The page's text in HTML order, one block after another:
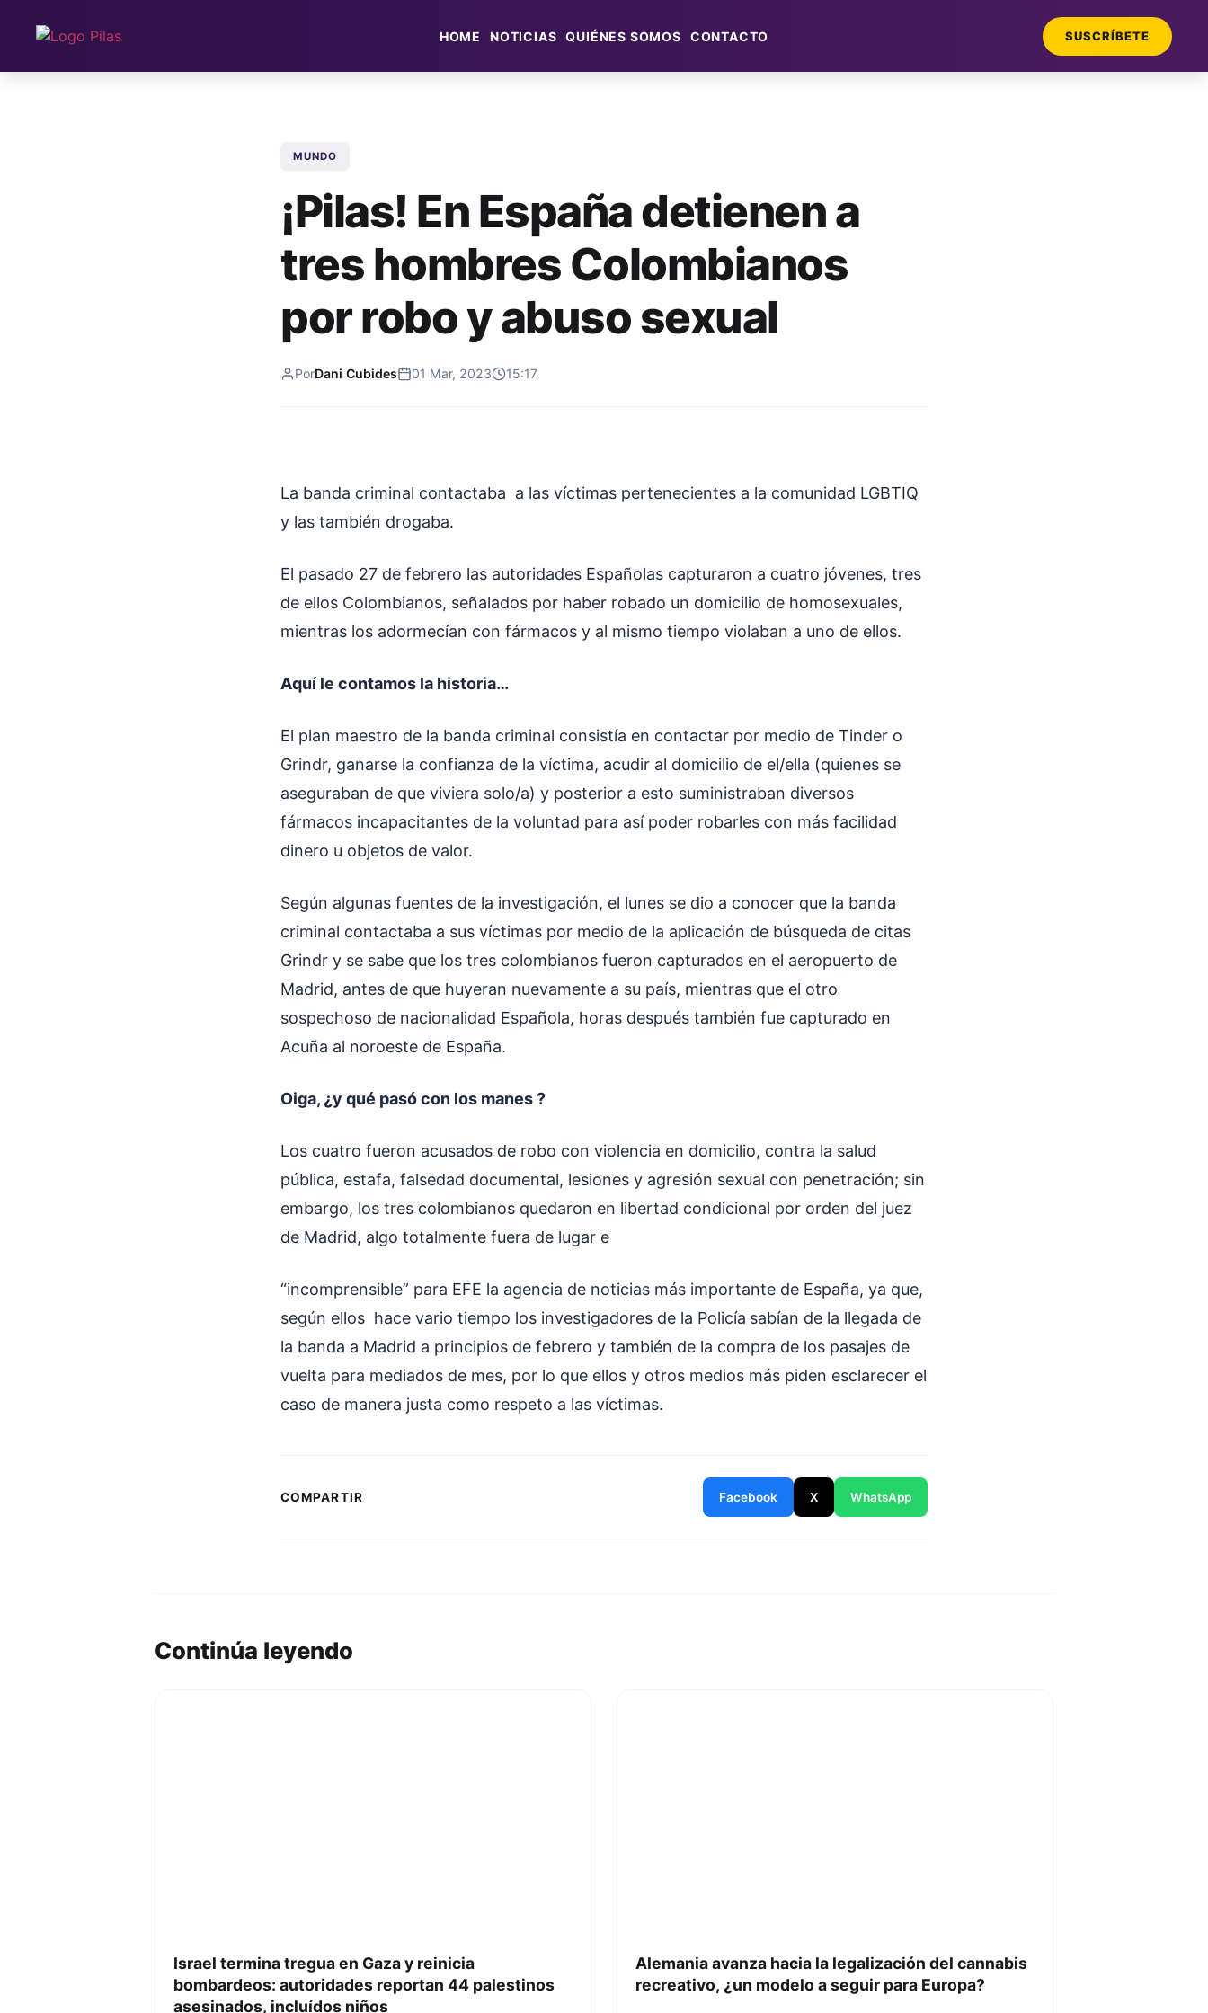
HOME NOTICIAS QUIÉNES SOMOS CONTACTO SUSCRÍBETE
MUNDO
¡Pilas! En España detienen a
tres hombres Colombianos
por robo y abuso sexual
PorDani Cubides 01 Mar, 2023 15:17
La banda criminal contactaba a las víctimas pertenecientes a la comunidad LGBTIQ
y las también drogaba.
El pasado 27 de febrero las autoridades Españolas capturaron a cuatro jóvenes, tres
de ellos Colombianos, señalados por haber robado un domicilio de homosexuales,
mientras los adormecían con fármacos y al mismo tiempo violaban a uno de ellos.
Aquí le contamos la historia…
El plan maestro de la banda criminal consistía en contactar por medio de Tinder o
Grindr, ganarse la confianza de la víctima, acudir al domicilio de el/ella (quienes se
aseguraban de que viviera solo/a) y posterior a esto suministraban diversos
fármacos incapacitantes de la voluntad para así poder robarles con más facilidad
dinero u objetos de valor.
Según algunas fuentes de la investigación, el lunes se dio a conocer que la banda
criminal contactaba a sus víctimas por medio de la aplicación de búsqueda de citas
Grindr y se sabe que los tres colombianos fueron capturados en el aeropuerto de
Madrid, antes de que huyeran nuevamente a su país, mientras que el otro
sospechoso de nacionalidad Española, horas después también fue capturado en
Acuña al noroeste de España.
Oiga, ¿y qué pasó con los manes ?
Los cuatro fueron acusados de robo con violencia en domicilio, contra la salud
pública, estafa, falsedad documental, lesiones y agresión sexual con penetración; sin
embargo, los tres colombianos quedaron en libertad condicional por orden del juez
de Madrid, algo totalmente fuera de lugar e
“incomprensible” para EFE la agencia de noticias más importante de España, ya que,
según ellos hace vario tiempo los investigadores de la Policía sabían de la llegada de
la banda a Madrid a principios de febrero y también de la compra de los pasajes de
vuelta para mediados de mes, por lo que ellos y otros medios más piden esclarecer el
caso de manera justa como respeto a las víctimas.
COMPARTIR Facebook X WhatsApp
Continúa leyendo
Israel termina tregua en Gaza y reinicia
bombardeos: autoridades reportan 44 palestinos
asesinados, incluídos niños
Alemania avanza hacia la legalización del cannabis
recreativo, ¿un modelo a seguir para Europa?